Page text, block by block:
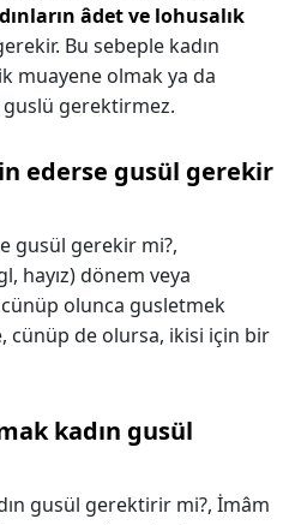
âdet ve lohusalık
Bu sebeple kadın
muayene olmak ya da
gerektirmez.
ederse gusül gerekir
gusül gerekir mi?,
hayız) dönem veya
olunca gusletmek
cünüp de olursa, ikisi için bir
kadın gusül
gusül gerektirir mi?, İmâm